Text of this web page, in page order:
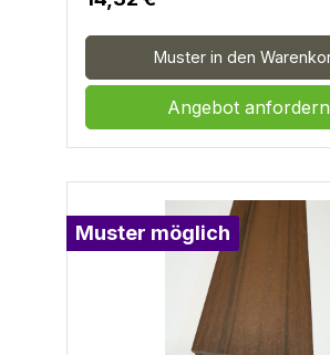
Widerstandsfähigkeit-0%
möglich-Direkter Erdkontakt
Jahre Garantie gegen Verrottung
Verwerfung-Deutscher Tech.
in USA
Muster in den
Angebot anfordern
Muster möglich